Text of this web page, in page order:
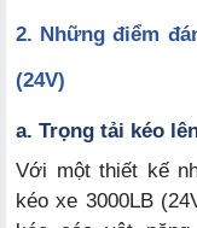
2. Những điểm
(24V)
a. Trọng tải kéo
Với một thiết kế
kéo xe 3000LB